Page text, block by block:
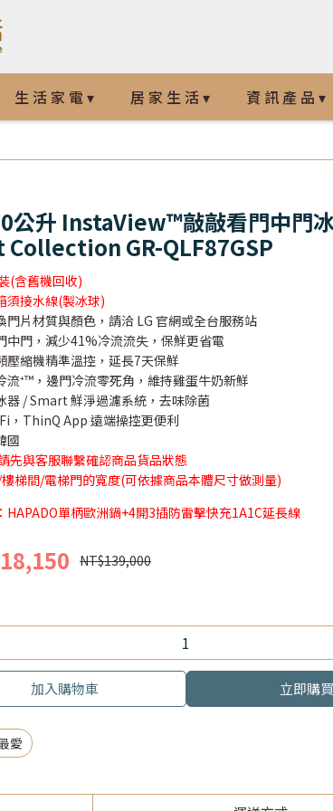
生 活 家 電 ▾ 居 家 生 活 ▾ 資 訊 產 品 ▾
公升 InstaView™敲敲看門中門
GR-QLF87GSP
(含舊機回收)
須接水線(製冰球)
門片材質與顏色，請洽 LG 官網或全台服務站
中門，減少41%冷流流失，保鮮更省電
壓縮機精準溫控，延長7天保鮮
流⁺™，邊門冷流零死角，維持雞蛋牛奶新鮮
器 / Smart 鮮淨過濾系統，去味除菌
，ThinQ App 遠端操控更便利
國
先與客服聯繫確認商品貨品狀態
梯間/電梯門的寬度(可依據商品本體尺寸做測量)
單柄歐洲鍋+4開3插防雷擊快充1A1C延長線
NT$139,000
加入購物車 立即購買
愛